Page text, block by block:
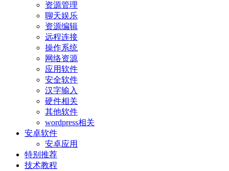
资源管理
聊天娱乐
资源编辑
远程连接
操作系统
网络资源
应用软件
安全软件
汉字输入
硬件相关
其他软件
wordpress相关
安卓软件
安卓应用
特别推荐
技术教程